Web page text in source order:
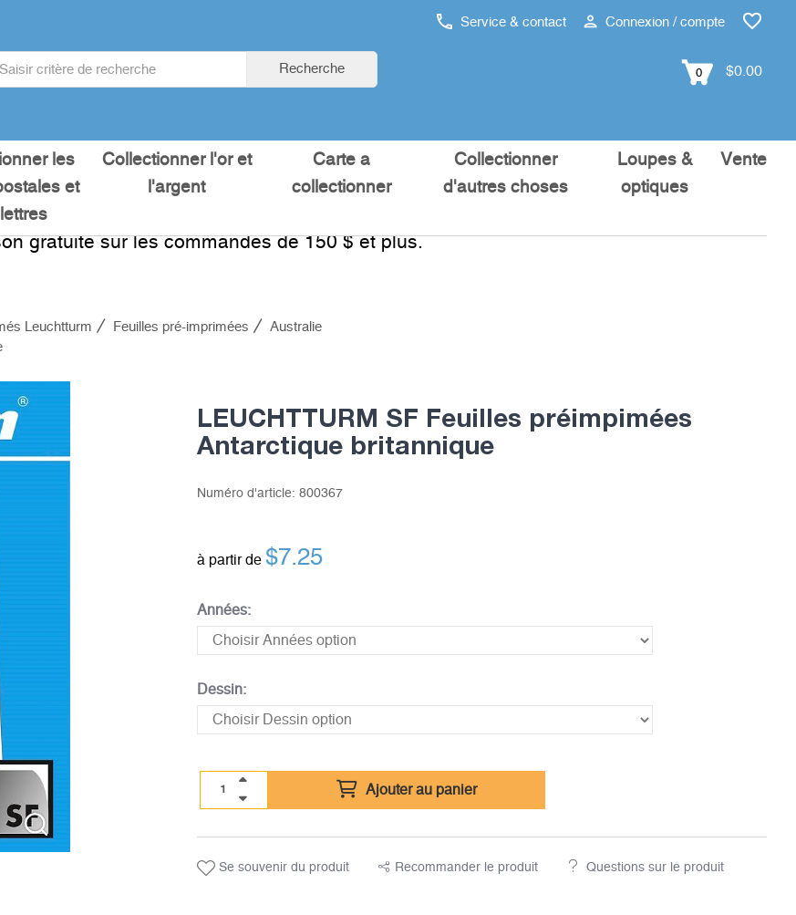
Service & contact Connexion / compte
Recherche 0 $0.00
les
et
Collectionner l'or et
l'argent
Carte a
collectionner
Collectionner
d'autres choses
Loupes &
optiques
Vente
gratuite sur les commandes de 150 $ et plus.
Leuchtturm Feuilles pré-imprimées
Australie
LEUCHTTURM SF Feuilles préimpimées
Antarctique britannique
Numéro d'article: 800367
à partir de $7.25
Années:
Dessin:
Ajouter au panier
Se souvenir du produit Recommander le produit Questions sur le produit